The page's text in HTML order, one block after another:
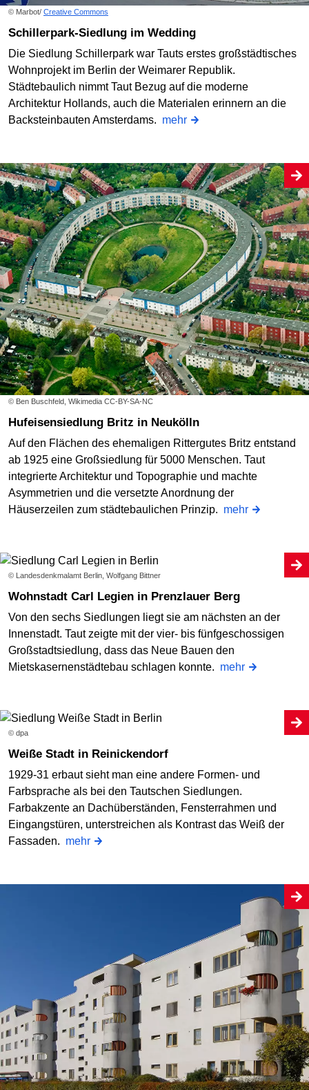
© Marbot/ Creative Commons
Schillerpark-Siedlung im Wedding
Die Siedlung Schillerpark war Tauts erstes großstädtisches
Wohnprojekt im Berlin der Weimarer Republik.
Städtebaulich nimmt Taut Bezug auf die moderne
Architektur Hollands, auch die Materialen erinnern an die
Backsteinbauten Amsterdams. mehr
© Ben Buschfeld, Wikimedia CC-BY-SA-NC
Hufeisensiedlung Britz in Neukölln
Auf den Flächen des ehemaligen Rittergutes Britz entstand
ab 1925 eine Großsiedlung für 5000 Menschen. Taut
integrierte Architektur und Topographie und machte
Asymmetrien und die versetzte Anordnung der
Häuserzeilen zum städtebaulichen Prinzip. mehr
© Landesdenkmalamt Berlin, Wolfgang Bittner
Wohnstadt Carl Legien in Prenzlauer Berg
Von den sechs Siedlungen liegt sie am nächsten an der
Innenstadt. Taut zeigte mit der vier- bis fünfgeschossigen
Großstadtsiedlung, dass das Neue Bauen den
Mietskasernenstädtebau schlagen konnte. mehr
© dpa
Weiße Stadt in Reinickendorf
1929-31 erbaut sieht man eine andere Formen- und
Farbsprache als bei den Tautschen Siedlungen.
Farbakzente an Dachüberständen, Fensterrahmen und
Eingangstüren, unterstreichen als Kontrast das Weiß der
Fassaden. mehr